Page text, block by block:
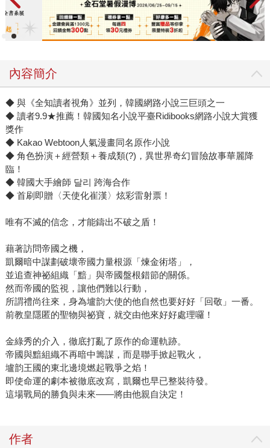
內容簡介
◆ 與《全知讀者視角》並列，韓國網路小說三巨頭之一
◆ 讀者9.9★推薦！韓國知名小說平臺Ridibooks網路小說大賞獲
獎作
◆ Kakao Webtoon人氣漫畫同名原作小說
◆ 角色扮演＋經營類＋養成類(?)，異世界奇幻冒險故事華麗降
臨！
◆ 韓國大手繪師 달리 跨海合作
◆ 首刷即贈〈天使化崔漢〉炫彩雷射票！
唯有不滅的信念，才能鑄出不破之盾！
藉著訪問帝國之機，
凱爾暗中謀劃破壞帝國力量根源「煉金術塔」，
並追查神祕組織「黯」與帝國盤根錯節的關係。
然而帝國的監視，讓他們難以行動，
所謂禮尚往來，身為壚韵大使的他自然也要好好「回敬」一番。
前教皇隱匿的聖物與祕寶，就交由他來好好處理囉！
金綠秀的介入，徹底打亂了原作的命運軌跡。
帝國與黯組織不再暗中籌謀，而是聯手掀起戰火，
壚韵王國的東北邊境燃起戰爭之焰！
即使命運的劇本被徹底改寫，凱爾也早已整裝待發。
這場戰局的勝負與未來——將由他親自決定！
作者